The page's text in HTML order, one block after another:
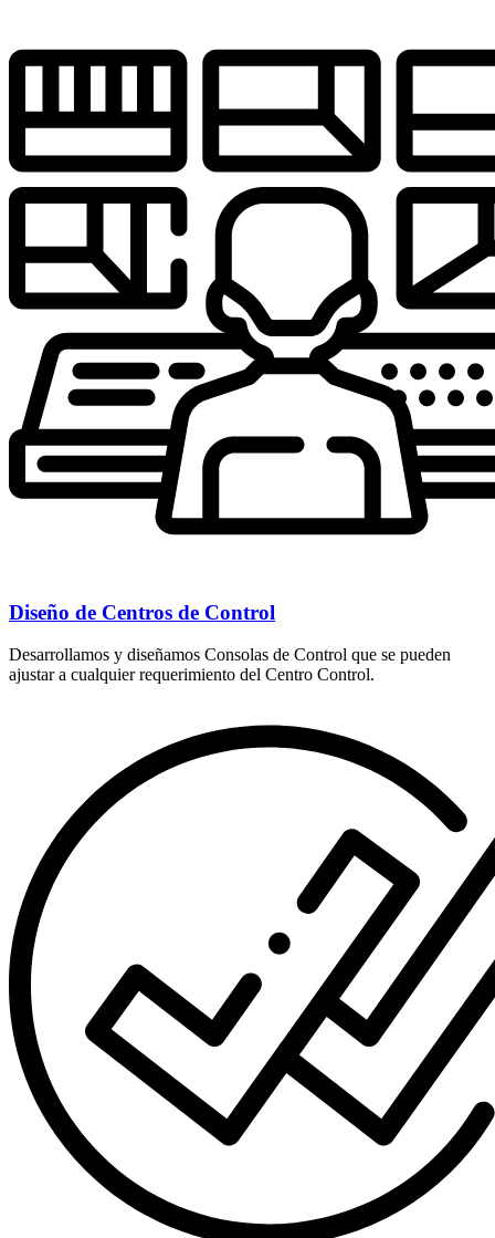
Diseño de Centros de Control
Desarrollamos y diseñamos Consolas de Control que se pueden
ajustar a cualquier requerimiento del Centro Control.